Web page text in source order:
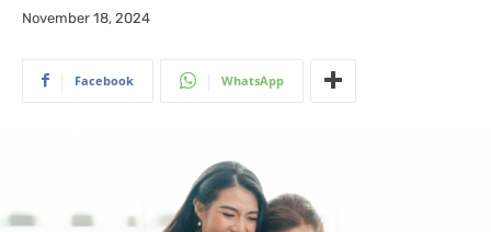
November 18, 2024
Facebook WhatsApp